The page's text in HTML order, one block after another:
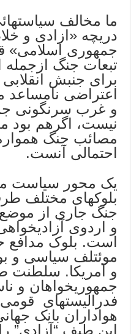
ما مخالف
دریچه «ازادی و
جمهوری اسلامی»
تبعات جنگ ازجمله
برای جنبش
اعتراضی نامساعد
و غرب سرنگونی
نیست، اگرهم بود
مصائب جنگ
احتمالی آنست.
یک محور سیاست
بلوکهای مختلف
جنگ جاری از
و اردوی
است. بلوک مدافع
موئتلف سیاسی و
و آمریکا. سلطنت
جمهوریخواهان و
فدرالیستهای
هواداران بانک
این طیف “آزادی”